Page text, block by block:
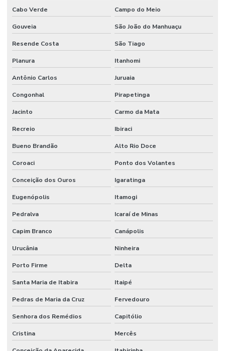
Cabo Verde Campo do Meio
Gouveia São João do Manhuaçu
Resende Costa São Tiago
Planura Itanhomi
Antônio Carlos Juruaia
Congonhal Pirapetinga
Jacinto Carmo da Mata
Recreio Ibiraci
Bueno Brandão Alto Rio Doce
Coroaci Ponto dos Volantes
Conceição dos Ouros Igaratinga
Eugenópolis Itamogi
Pedralva Icaraí de Minas
Capim Branco Canápolis
Urucânia Ninheira
Porto Firme Delta
Santa Maria de Itabira Itaipé
Pedras de Maria da Cruz Fervedouro
Senhora dos Remédios Capitólio
Cristina Mercês